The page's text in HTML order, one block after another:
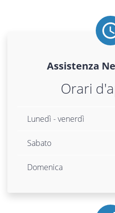
Assistenza
Orari
Lunedì - venerdì
Sabato
Domenica